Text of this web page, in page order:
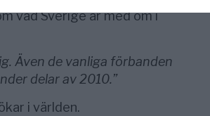
vad Sverige är med om i
Även de vanliga förbanden
delar av 2010.”
i världen.